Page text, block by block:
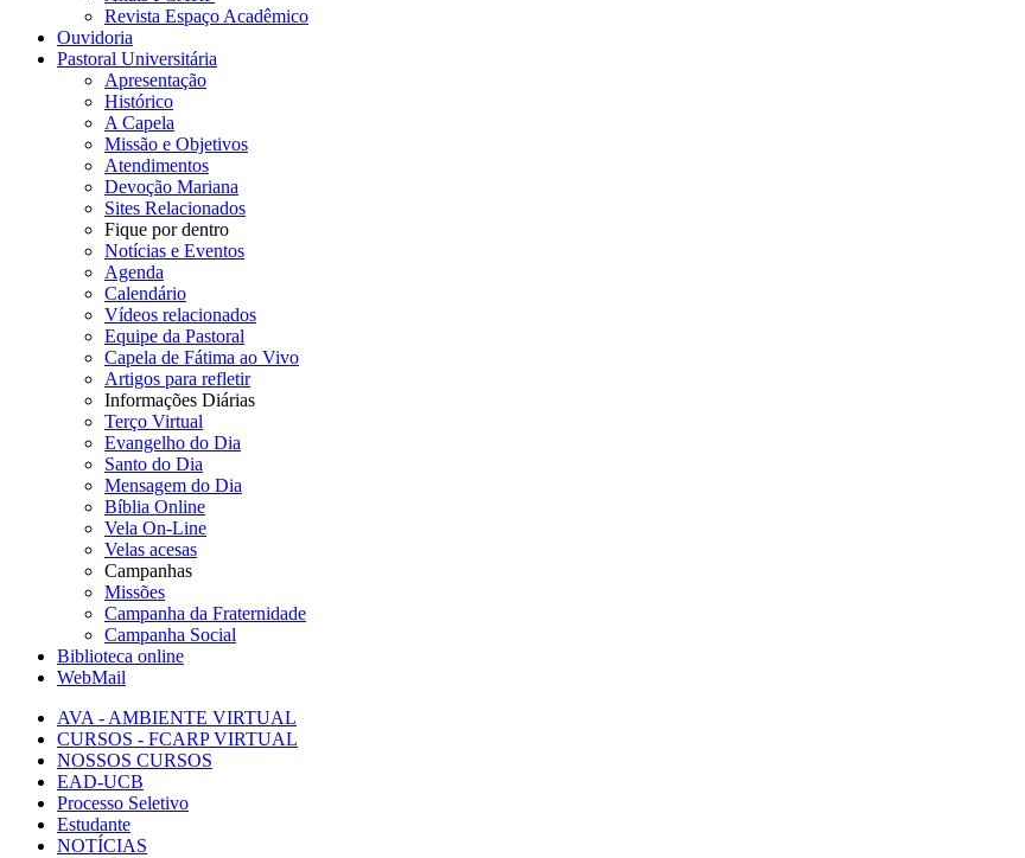
Revista Espaço Acadêmico
Ouvidoria
Pastoral Universitária
Apresentação
Histórico
A Capela
Missão e Objetivos
Atendimentos
Devoção Mariana
Sites Relacionados
Fique por dentro
Notícias e Eventos
Agenda
Calendário
Vídeos relacionados
Equipe da Pastoral
Capela de Fátima ao Vivo
Artigos para refletir
Informações Diárias
Terço Virtual
Evangelho do Dia
Santo do Dia
Mensagem do Dia
Bíblia Online
Vela On-Line
Velas acesas
Campanhas
Missões
Campanha da Fraternidade
Campanha Social
Biblioteca online
WebMail
AVA - AMBIENTE VIRTUAL
CURSOS - FCARP VIRTUAL
NOSSOS CURSOS
EAD-UCB
Processo Seletivo
Estudante
NOTÍCIAS